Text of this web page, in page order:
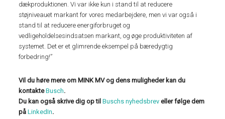
dækproduktionen. Vi var ikke kun i stand til at reducere
støjniveauet markant for vores medarbejdere, men vi var også i
stand til at reducere energiforbruget og
vedligeholdelsesindsatsen markant, og øge produktiviteten af
systemet. Det er et glimrende eksempel på bæredygtig
forbedring!”
Vil du høre mere om MINK MV og dens muligheder kan du
kontakteBusch.
Du kan også skrive dig op tilBuschs nyhedsbrev eller følge dem
påLinkedIn.